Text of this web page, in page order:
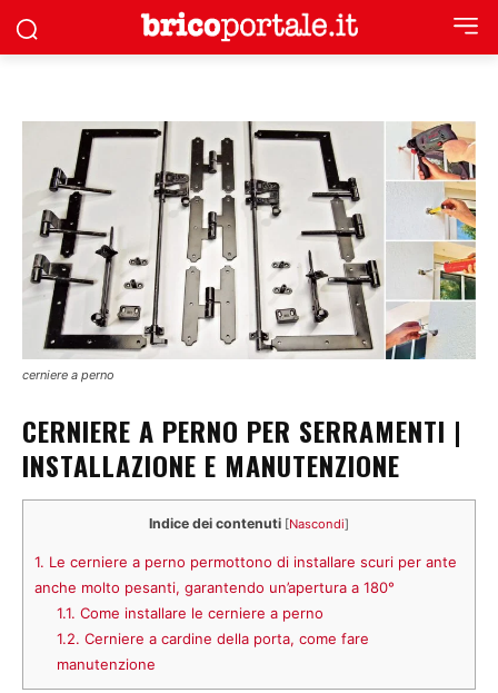
cerniere a perno
CERNIERE A PERNO PER SERRAMENTI |
INSTALLAZIONE E MANUTENZIONE
Indice dei contenuti [Nascondi]
1. Le cerniere a perno permottono di installare scuri per ante
anche molto pesanti, garantendo un’apertura a 180°
1.1. Come installare le cerniere a perno
1.2. Cerniere a cardine della porta, come fare
manutenzione